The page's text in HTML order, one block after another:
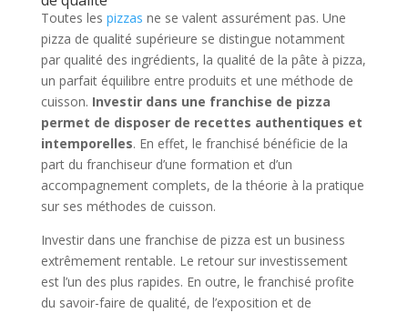
Toutes les pizzas ne se valent assurément pas. Une
pizza de qualité supérieure se distingue notamment
par qualité des ingrédients, la qualité de la pâte à pizza,
un parfait équilibre entre produits et une méthode de
cuisson. Investir dans une franchise de pizza
permet de disposer de recettes authentiques et
intemporelles. En effet, le franchisé bénéficie de la
part du franchiseur d’une formation et d’un
accompagnement complets, de la théorie à la pratique
sur ses méthodes de cuisson.
Investir dans une franchise de pizza est un business
extrêmement rentable. Le retour sur investissement
est l’un des plus rapides. En outre, le franchisé profite
du savoir-faire de qualité, de l’exposition et de